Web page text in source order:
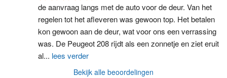
de aanvraag langs met de auto voor de deur. Van het
regelen tot het afleveren was gewoon top. Het betalen
kon gewoon aan de deur, wat voor ons een verrassing
was. De Peugeot 208 rijdt als een zonnetje en ziet eruit
al... lees verder
Bekijk alle beoordelingen